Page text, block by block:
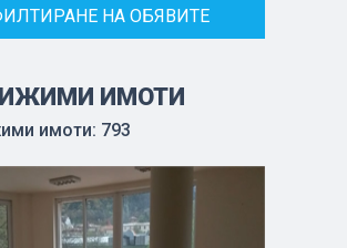
НА ОБЯВИТЕ
ИМОТИ
имоти: 793